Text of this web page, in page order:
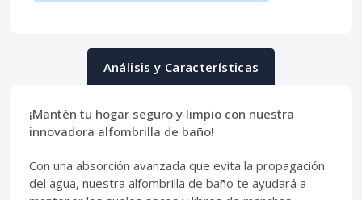
Análisis y Características
¡Mantén tu hogar seguro y limpio con nuestra
innovadora alfombrilla de baño!
Con una absorción avanzada que evita la propagación
del agua, nuestra alfombrilla de baño te ayudará a